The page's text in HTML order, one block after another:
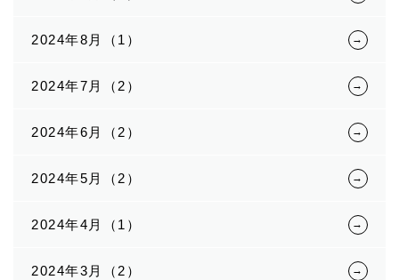
2024年8月（1）
2024年7月（2）
2024年6月（2）
2024年5月（2）
2024年4月（1）
2024年3月（2）